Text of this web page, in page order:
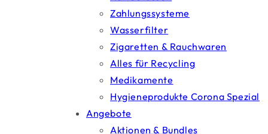
Zahlungssysteme
Wasserfilter
Zigaretten & Rauchwaren
Alles für Recycling
Medikamente
Hygieneprodukte Corona Spezial
Angebote
Aktionen & Bundles